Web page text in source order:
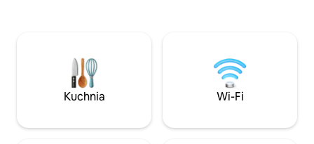
Łazienka z prysznicem, toaletą,
umywalką i pralką. Apartament znajduje
się w sercu starego Lille, 10 minut
spacerem od Wielkiego Placu.
niż 10 minut.
Kuchnia Wi-Fi